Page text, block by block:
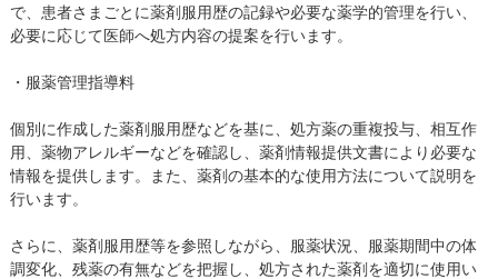
で、患者さまごとに薬剤服用歴の記録や必要な薬学的管理を行い、
必要に応じて医師へ処方内容の提案を行います。
・服薬管理指導料
個別に作成した薬剤服用歴などを基に、処方薬の重複投与、相互作
用、薬物アレルギーなどを確認し、薬剤情報提供文書により必要な
情報を提供します。また、薬剤の基本的な使用方法について説明を
行います。
さらに、薬剤服用歴等を参照しながら、服薬状況、服薬期間中の体
調変化、残薬の有無などを把握し、処方された薬剤を適切に使用い